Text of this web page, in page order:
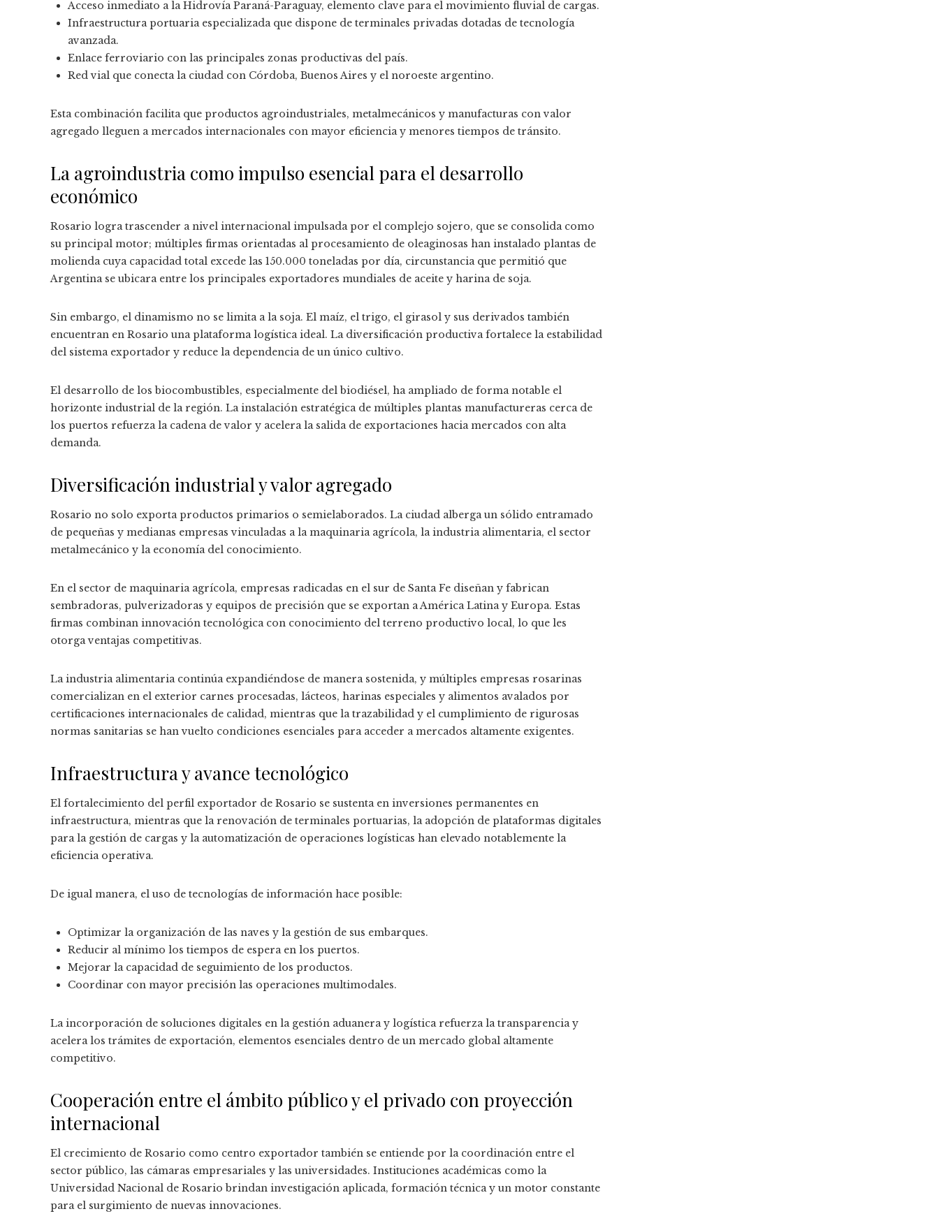
Acceso inmediato a la Hidrovía Paraná-Paraguay, elemento clave para el movimiento fluvial de cargas.
Infraestructura portuaria especializada que dispone de terminales privadas dotadas de tecnología
avanzada.
Enlace ferroviario con las principales zonas productivas del país.
Red vial que conecta la ciudad con Córdoba, Buenos Aires y el noroeste argentino.
Esta combinación facilita que productos agroindustriales, metalmecánicos y manufacturas con valor
agregado lleguen a mercados internacionales con mayor eficiencia y menores tiempos de tránsito.
La agroindustria como impulso esencial para el desarrollo
económico
Rosario logra trascender a nivel internacional impulsada por el complejo sojero, que se consolida como
su principal motor; múltiples firmas orientadas al procesamiento de oleaginosas han instalado plantas de
molienda cuya capacidad total excede las 150.000 toneladas por día, circunstancia que permitió que
Argentina se ubicara entre los principales exportadores mundiales de aceite y harina de soja.
Sin embargo, el dinamismo no se limita a la soja. El maíz, el trigo, el girasol y sus derivados también
encuentran en Rosario una plataforma logística ideal. La diversificación productiva fortalece la estabilidad
del sistema exportador y reduce la dependencia de un único cultivo.
El desarrollo de los biocombustibles, especialmente del biodiésel, ha ampliado de forma notable el
horizonte industrial de la región. La instalación estratégica de múltiples plantas manufactureras cerca de
los puertos refuerza la cadena de valor y acelera la salida de exportaciones hacia mercados con alta
demanda.
Diversificación industrial y valor agregado
Rosario no solo exporta productos primarios o semielaborados. La ciudad alberga un sólido entramado
de pequeñas y medianas empresas vinculadas a la maquinaria agrícola, la industria alimentaria, el sector
metalmecánico y la economía del conocimiento.
En el sector de maquinaria agrícola, empresas radicadas en el sur de Santa Fe diseñan y fabrican
sembradoras, pulverizadoras y equipos de precisión que se exportan a América Latina y Europa. Estas
firmas combinan innovación tecnológica con conocimiento del terreno productivo local, lo que les
otorga ventajas competitivas.
La industria alimentaria continúa expandiéndose de manera sostenida, y múltiples empresas rosarinas
comercializan en el exterior carnes procesadas, lácteos, harinas especiales y alimentos avalados por
certificaciones internacionales de calidad, mientras que la trazabilidad y el cumplimiento de rigurosas
normas sanitarias se han vuelto condiciones esenciales para acceder a mercados altamente exigentes.
Infraestructura y avance tecnológico
El fortalecimiento del perfil exportador de Rosario se sustenta en inversiones permanentes en
infraestructura, mientras que la renovación de terminales portuarias, la adopción de plataformas digitales
para la gestión de cargas y la automatización de operaciones logísticas han elevado notablemente la
eficiencia operativa.
De igual manera, el uso de tecnologías de información hace posible:
Optimizar la organización de las naves y la gestión de sus embarques.
Reducir al mínimo los tiempos de espera en los puertos.
Mejorar la capacidad de seguimiento de los productos.
Coordinar con mayor precisión las operaciones multimodales.
La incorporación de soluciones digitales en la gestión aduanera y logística refuerza la transparencia y
acelera los trámites de exportación, elementos esenciales dentro de un mercado global altamente
competitivo.
Cooperación entre el ámbito público y el privado con proyección
internacional
El crecimiento de Rosario como centro exportador también se entiende por la coordinación entre el
sector público, las cámaras empresariales y las universidades. Instituciones académicas como la
Universidad Nacional de Rosario brindan investigación aplicada, formación técnica y un motor constante
para el surgimiento de nuevas innovaciones.